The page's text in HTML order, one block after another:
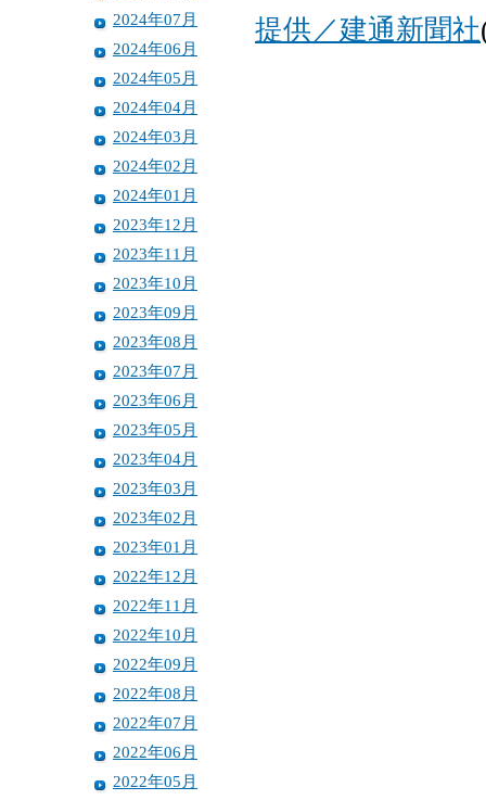
2024年07月
2024年06月
2024年05月
2024年04月
2024年03月
2024年02月
2024年01月
2023年12月
2023年11月
2023年10月
2023年09月
2023年08月
2023年07月
2023年06月
2023年05月
2023年04月
2023年03月
2023年02月
2023年01月
2022年12月
2022年11月
2022年10月
2022年09月
2022年08月
2022年07月
2022年06月
2022年05月
提供／建通新聞社